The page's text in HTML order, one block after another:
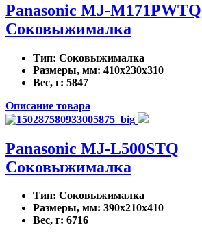
Panasonic MJ-M171PWTQ
Соковыжималка
Тип: Соковыжималка
Размеры, мм: 410x230x310
Вес, г: 5847
Описание товара
Panasonic MJ-L500STQ
Соковыжималка
Тип: Соковыжималка
Размеры, мм: 390x210x410
Вес, г: 6716